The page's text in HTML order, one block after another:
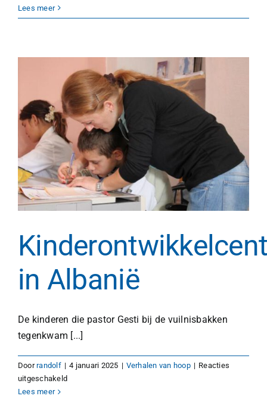
dan
Lees meer
in Albanië
De kinderen die pastor Gesti bij de vuilnisbakken
tegenkwam [...]
Doorrandolf | 4 januari 2025 | Verhalen van hoop | Reacties
uitgeschakeldvoor
Lees meer